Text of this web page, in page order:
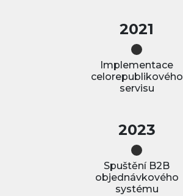
2021
Implementace
celorepublikového
servisu
2023
Spuštění B2B
objednávkového
systému